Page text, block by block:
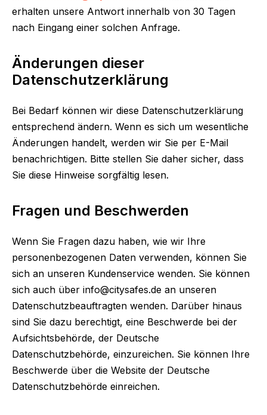
erhalten unsere Antwort innerhalb von 30 Tagen
nach Eingang einer solchen Anfrage.
Änderungen dieser
Datenschutzerklärung
Bei Bedarf können wir diese Datenschutzerklärung
entsprechend ändern. Wenn es sich um wesentliche
Änderungen handelt, werden wir Sie per E-Mail
benachrichtigen. Bitte stellen Sie daher sicher, dass
Sie diese Hinweise sorgfältig lesen.
Fragen und Beschwerden
Wenn Sie Fragen dazu haben, wie wir Ihre
personenbezogenen Daten verwenden, können Sie
sich an unseren Kundenservice wenden. Sie können
sich auch über info@citysafes.de an unseren
Datenschutzbeauftragten wenden. Darüber hinaus
sind Sie dazu berechtigt, eine Beschwerde bei der
Aufsichtsbehörde, der Deutsche
Datenschutzbehörde, einzureichen. Sie können Ihre
Beschwerde über die Website der Deutsche
Datenschutzbehörde einreichen.